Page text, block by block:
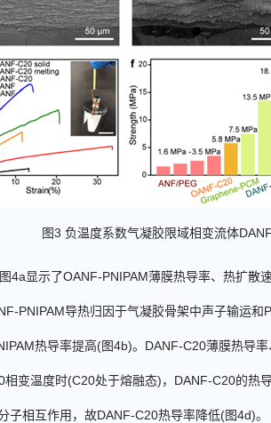
图3 负温度系数气凝胶限域相变流体
4a显示了OANF-PNIPAM薄膜热导率、热扩散
PNIPAM导热归因于气凝胶骨架中声子输运和
热导率提高(图4b)。 DANF-C20薄膜热导
相变温度时(C20处于熔融态)， DANF-C20的热
子相互作用，故DANF-C20热导率降低(图4d)。